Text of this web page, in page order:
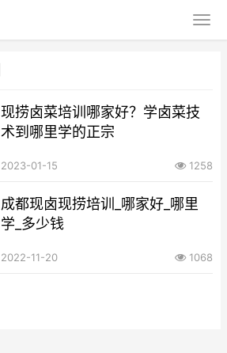
现捞卤菜培训哪家好？学卤菜技
术到哪里学的正宗
2023-01-15 1258
成都现卤现捞培训_哪家好_哪里
学_多少钱
2022-11-20 1068